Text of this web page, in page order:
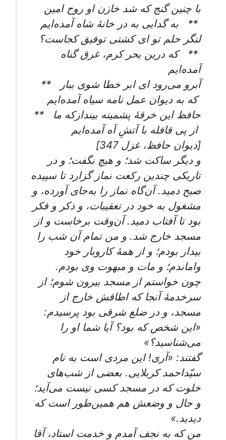
با چنین گنج که شد خازن او روح امین‌
** به گدایی به در خانۀ شاه آمده‌ایم‌
لنگر حلم تو ای کشتی توفیق کجاست؟‌
** که درین بحر کرم، غرق گناه
آمده‌ایم‌
آبرو می‌رود ای ابر خطا شوی ببار **
که به دیوان عمل نامه سیاه آمده‌ایم‌
حافظ این خرقۀ پشمینه بیندازکه ما **
از پی قافله با آتشِ آه آمده‌ایم‌
[دیوان حافظ، غزل 347]
و دیگر ساکت شد؛ و هیچ نگفت؛ و در
تاریکی چندین رکعت نماز گزارد تا سپیده
صبح دمید. آن‌گاه نماز را به‌جای آورده، و
مشغول به خود در تعقیبات، و ذکر و فکر
بود تا آفتاب دمید. آن‌وقت برخاست و از
مسجد خارج شد. و من تمام آن شب را
بیدار بودم؛ و از همۀ کاروبار خود
واماندم؛ و مات و مبهوت وی بودم.
چون خواستم از مسجد بیرون شوم؛ از
سرخدمۀ آنجا که اطاقش خارج از
مسجد، و در ضلع شرقی بود پرسیدم:
«این شخص که بود؟ آیا شما او را
می‌شناسید؟»
گفتند: «آری! این مردی است به نام
سیّداحمد کربلایی. بعضی از شب‌های
خلوت که در مسجد کسی نیست می‌آید؛
و حال و وضعش هم همین‌طور است که
دیدید.»
من که به نجف آمدم و خدمت استاد، آقا